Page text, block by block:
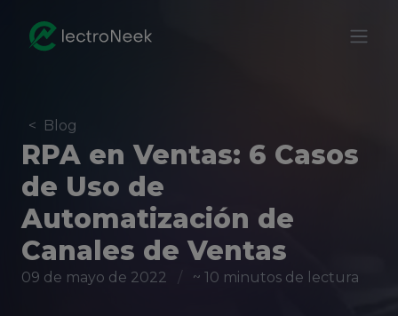
< Blog
RPA en Ventas: 6 Casos
de Uso de
Automatización de
Canales de Ventas
09 de mayo de 2022 / ~ 10 minutos de lectura